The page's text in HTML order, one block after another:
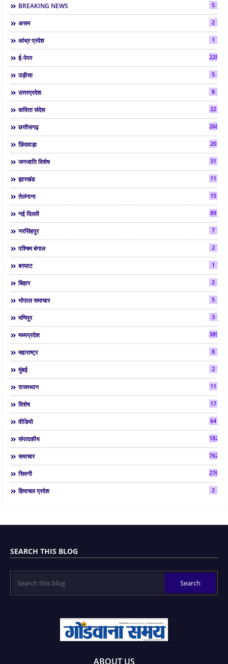
BREAKING NEWS 5
असम 2
आंध्र प्रदेश 1
ई-पेपर 2286
उड़ीसा 5
उत्तरप्रदेश 8
कविता संदेश 22
छत्तीसगढ़ 268
छिंदवाड़ा 20
जनजाति विशेष 31
झारखंड 11
तेलंगाना 15
नई दिल्ली 89
नरसिंहपुर 7
पश्चिम बंगाल 2
बरघाट 1
बिहार 2
भोपाल समाचार 5
मणिपुर 3
मध्यप्रदेश 3892
महाराष्ट्र 8
मुंबई 2
राजस्थान 11
विशेष 17
वीडियो 64
संपादकीय 182
समाचार 7624
सिवनी 2763
हिमाचल प्रदेश 2
SEARCH THIS BLOG
ABOUT US